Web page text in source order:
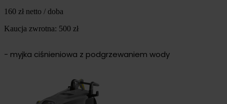
160 zł netto / doba
Kaucja zwrotna: 500 zł
- myjka ciśnieniowa z podgrzewaniem wody